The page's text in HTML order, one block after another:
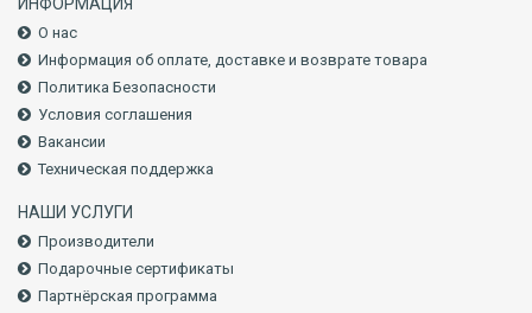
О нас
Информация об оплате, доставке и возврате товара
Политика Безопасности
Условия соглашения
Вакансии
Техническая поддержка
НАШИ УСЛУГИ
Производители
Подарочные сертификаты
Партнёрская программа